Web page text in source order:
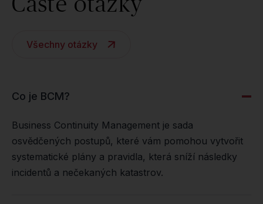
Všechny otázky
Co je BCM?
Business Continuity Management je sada
osvědčených postupů, které vám pomohou vytvořit
systematické plány a pravidla, která sníží následky
incidentů a nečekaných katastrov.